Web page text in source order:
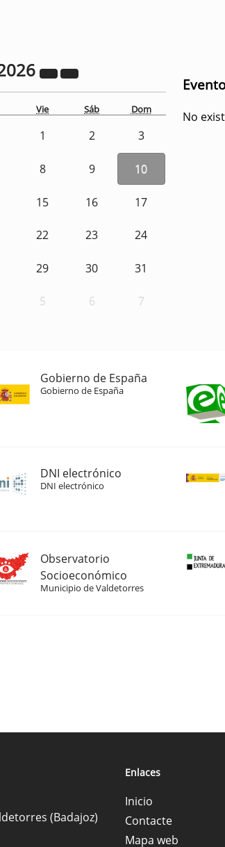
Vie Sáb Dom
1 2 3
8 9 10
15 16 17
22 23 24
29 30 31
5 6 7
No
Gobierno de España
Gobierno de España
DNI electrónico
DNI electrónico
Observatorio
Socioeconómico
Municipio de Valdetorres
(Badajoz)
Enlaces
Inicio
Contacte
Mapa web